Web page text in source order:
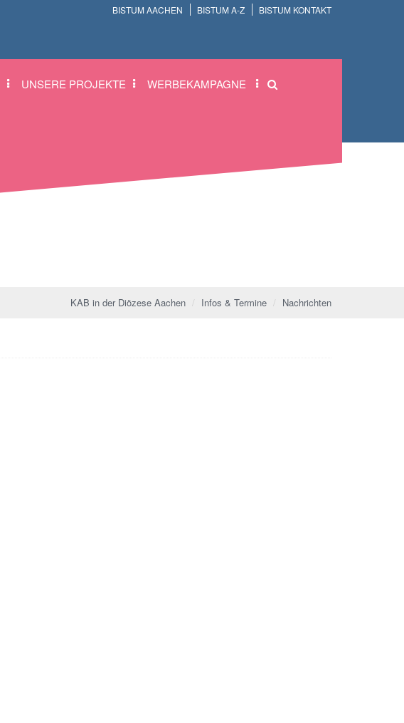
BISTUM AACHEN BISTUM A-Z BISTUM KONTAKT
UNSERE PROJEKTE WERBEKAMPAGNE
KAB in der Diözese Aachen Infos & Termine Nachrichten